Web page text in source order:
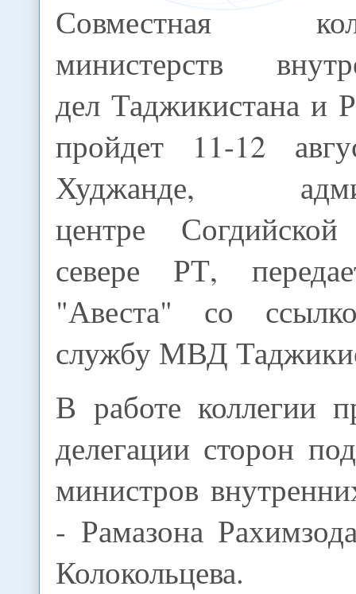
Совместная
министерств
дел Таджикистана и
пройдет 11-12
Худжанде,
центре
севере РТ,
"Авеста" со
службу МВД
В работе коллегии
делегации сторон
министров
- Рамазона
Колокольцева.